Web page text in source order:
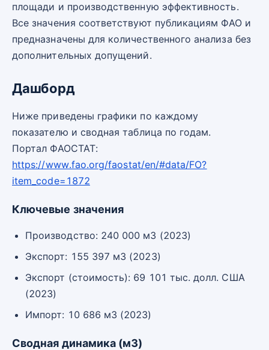
площади и производственную эффективность.
Все значения соответствуют публикациям ФАО и
предназначены для количественного анализа без
дополнительных допущений.
Дашборд
Ниже приведены графики по каждому
показателю и сводная таблица по годам.
Портал ФАОСТАТ:
https://www.fao.org/faostat/en/#data/FO?
item_code=1872
Ключевые значения
Производство: 240 000 м3 (2023)
Экспорт: 155 397 м3 (2023)
Экспорт (стоимость): 69 101 тыс. долл. США
(2023)
Импорт: 10 686 м3 (2023)
Сводная динамика (м3)